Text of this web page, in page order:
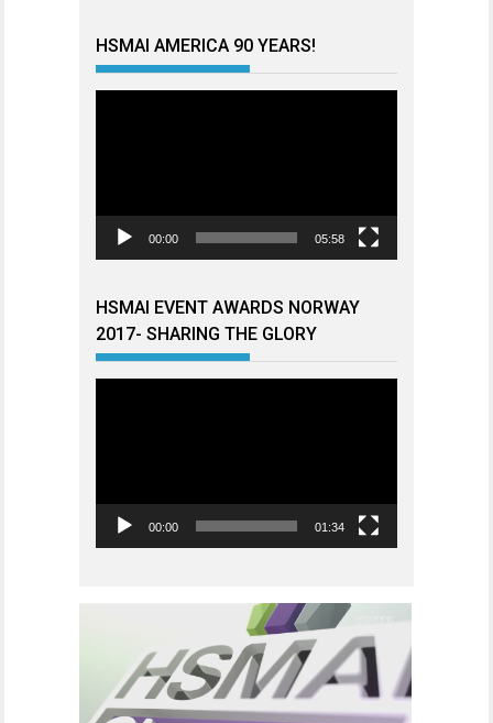
HSMAI AMERICA 90 YEARS!
00:00 05:58
HSMAI EVENT AWARDS NORWAY
2017- SHARING THE GLORY
00:00 01:34